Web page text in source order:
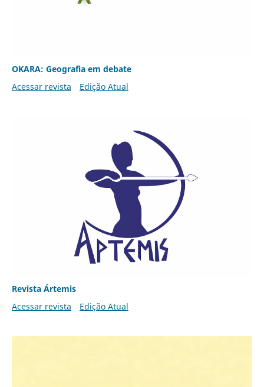
OKARA: Geografia em debate
Acessar revista
Edição Atual
Revista Ártemis
Acessar revista
Edição Atual